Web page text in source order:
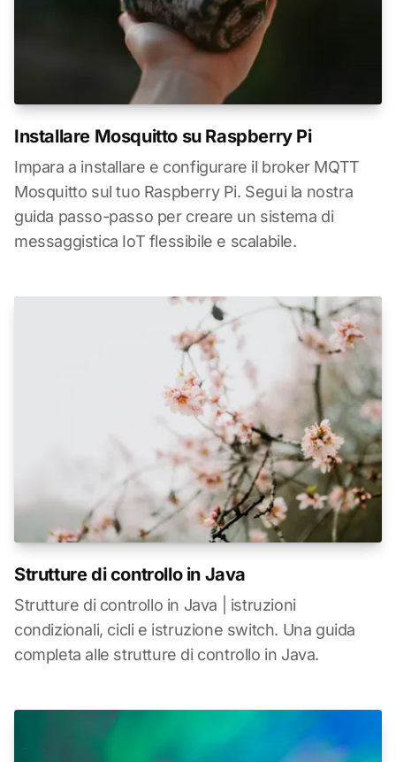
Installare Mosquitto su Raspberry Pi
Impara a installare e configurare il broker MQTT
Mosquitto sul tuo Raspberry Pi. Segui la nostra
guida passo-passo per creare un sistema di
messaggistica IoT flessibile e scalabile.
Strutture di controllo in Java
Strutture di controllo in Java | istruzioni
condizionali, cicli e istruzione switch. Una guida
completa alle strutture di controllo in Java.